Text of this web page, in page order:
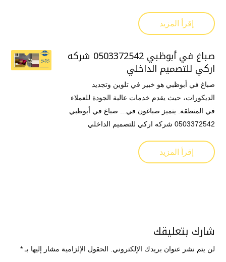
إقرأ المزيد
صباغ في أبوظبي 0503372542 شركه
اركي للتصميم الداخلي
صباغ في أبوظبي هو خبير في تلوين وتجديد
الديكورات، حيث يقدم خدمات عالية الجودة للعملاء
في المنطقة. يتميز صباغون في... صباغ في أبوظبي
0503372542 شركه اركي للتصميم الداخلي
إقرأ المزيد
شارك بتعليقك
لن يتم نشر عنوان بريدك الإلكتروني. الحقول الإلزامية مشار إليها بـ *